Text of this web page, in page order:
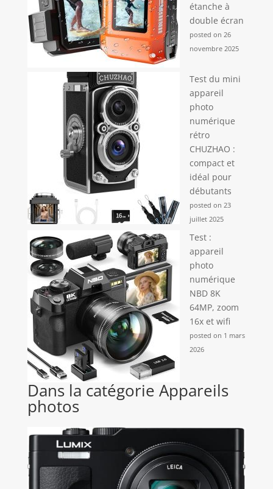
étanche à
double écran
posted on 26
novembre 2025
Test du mini
appareil
photo
numérique
rétro
CHUZHAO :
compact et
idéal pour
débutants
posted on 23
juillet 2025
Test :
appareil
photo
numérique
NBD 8K
64MP, zoom
16x et wifi
posted on 1 mars
2026
Dans la catégorie Appareils
photos